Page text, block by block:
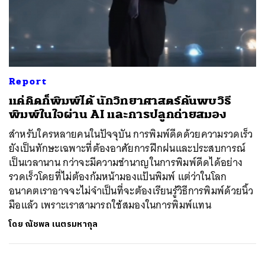
Report
แค่คิดก็พิมพ์ได้ นักวิทยาศาสตร์ค้นพบวิธี
พิมพ์ในใจผ่าน AI และการปลูกถ่ายสมอง
สำหรับใครหลายคนในปัจจุบัน การพิมพ์ดีดด้วยความรวดเร็ว
ยังเป็นทักษะเฉพาะที่ต้องอาศัยการฝึกฝนและประสบการณ์
เป็นเวลานาน กว่าจะมีความชำนาญในการพิมพ์ดีดได้อย่าง
รวดเร็วโดยที่ไม่ต้องก้มหน้ามองแป้นพิมพ์ แต่ว่าในโลก
อนาคตเราอาจจะไม่จำเป็นที่จะต้องเรียนรู้วิธีการพิมพ์ด้วยนิ้ว
มือแล้ว เพราะเราสามารถใช้สมองในการพิมพ์แทน
โดย ณัชพล เนตรมหากุล